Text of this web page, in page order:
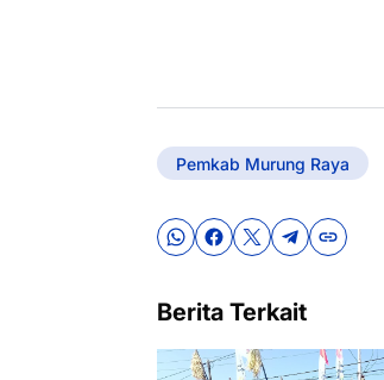
Pemkab Murung Raya
Berita Terkait